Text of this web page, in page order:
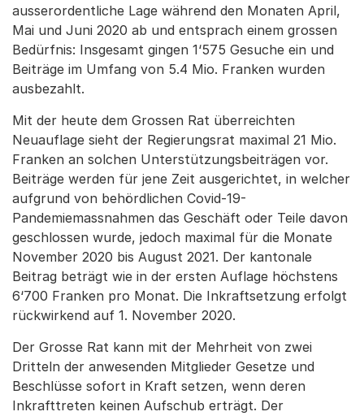
ausserordentliche Lage während den Monaten April,
Mai und Juni 2020 ab und entsprach einem grossen
Bedürfnis: Insgesamt gingen 1‘575 Gesuche ein und
Beiträge im Umfang von 5.4 Mio. Franken wurden
ausbezahlt.
Mit der heute dem Grossen Rat überreichten
Neuauflage sieht der Regierungsrat maximal 21 Mio.
Franken an solchen Unterstützungsbeiträgen vor.
Beiträge werden für jene Zeit ausgerichtet, in welcher
aufgrund von behördlichen Covid-19-
Pandemiemassnahmen das Geschäft oder Teile davon
geschlossen wurde, jedoch maximal für die Monate
November 2020 bis August 2021. Der kantonale
Beitrag beträgt wie in der ersten Auflage höchstens
6‘700 Franken pro Monat. Die Inkraftsetzung erfolgt
rückwirkend auf 1. November 2020.
Der Grosse Rat kann mit der Mehrheit von zwei
Dritteln der anwesenden Mitglieder Gesetze und
Beschlüsse sofort in Kraft setzen, wenn deren
Inkrafttreten keinen Aufschub erträgt. Der